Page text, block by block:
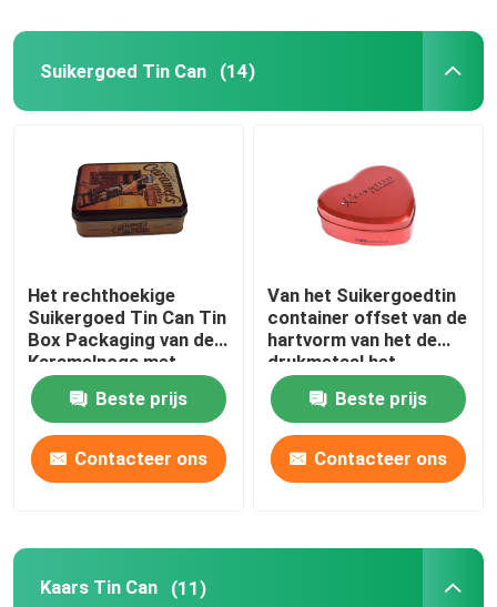
Video's
Fabriekstocht
Neem contact met ons op
Vraag een offerte
Koekje Tin Can
Suikergoed Tin Can (14)
Het rechthoekige
Suikergoed Tin Can Tin
Box Packaging van de
Karamelnoga met
Scharnierend Deksel
Beste prijs
Contacteer ons
Van het Suikergoedtin
container offset van de
hartvorm van het de
drukmetaal het
suikergoedtin met
Deksel Beste prijs
Contacteer ons
Kaars Tin Can (11)